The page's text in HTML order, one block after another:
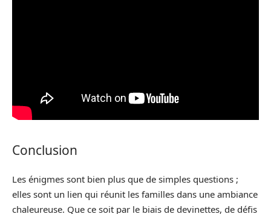
Conclusion
Les énigmes sont bien plus que de simples questions ;
elles sont un lien qui réunit les familles dans une ambiance
chaleureuse. Que ce soit par le biais de devinettes, de défis